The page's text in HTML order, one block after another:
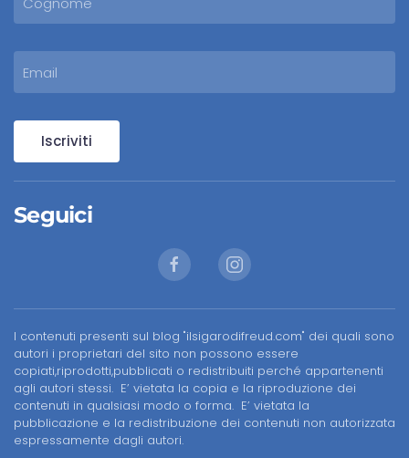
Iscriviti
Seguici
I contenuti presenti sul blog "ilsigarodifreud.com" dei quali sono
autori i proprietari del sito non possono essere
copiati,riprodotti,pubblicati o redistribuiti perché appartenenti
agli autori stessi. E’ vietata la copia e la riproduzione dei
contenuti in qualsiasi modo o forma. E’ vietata la
pubblicazione e la redistribuzione dei contenuti non autorizzata
espressamente dagli autori.